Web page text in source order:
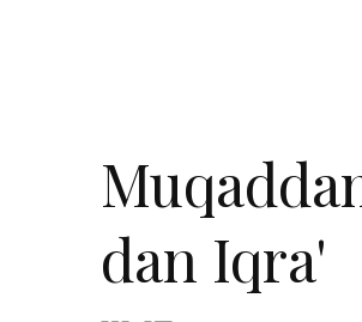
dan Iqra'